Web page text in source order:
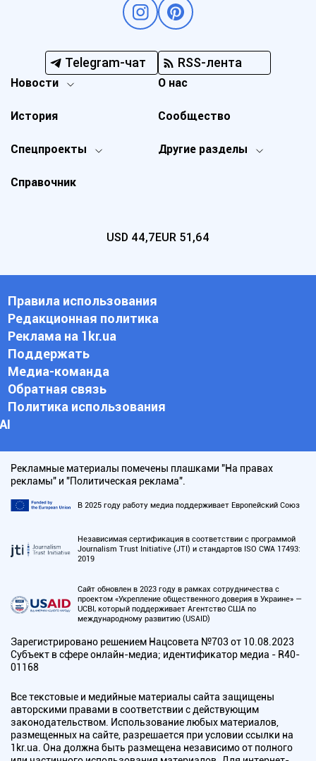
Telegram-чат RSS-лента
Новости
Спецпроекты Другие разделы
История
О нас
Справочник
Сообщество
USD 44,7EUR 51,64
Правила использования
Редакционная политика
Реклама на 1kr.ua
Поддержать
Медиа-команда
Обратная связь
Политика использования
АI
Рекламные материалы помечены плашками "На правах
рекламы" и "Политическая реклама".
В 2025 году работу медиа поддерживает Европейский Союз
Независимая сертификация в соответствии с программой
Journalism Trust Initiative (JTI) и стандартов ISO CWA 17493:
2019
Сайт обновлен в 2023 году в рамках сотрудничества с
проектом «Укрепление общественного доверия в Украине» —
UCBI, который поддерживает Агентство США по
международному развитию (USAID)
Зарегистрировано решением Нацсовета №703 от 10.08.2023
Субъект в сфере онлайн-медиа; идентификатор медиа - R40-
01168
Все текстовые и медийные материалы сайта защищены
авторскими правами в соответствии с действующим
законодательством. Использование любых материалов,
размещенных на сайте, разрешается при условии ссылки на
1kr.ua. Она должна быть размещена независимо от полного